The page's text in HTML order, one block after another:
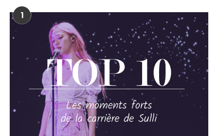
1